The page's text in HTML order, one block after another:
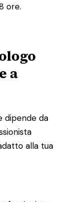
ore.
a
dipende da
alla tua